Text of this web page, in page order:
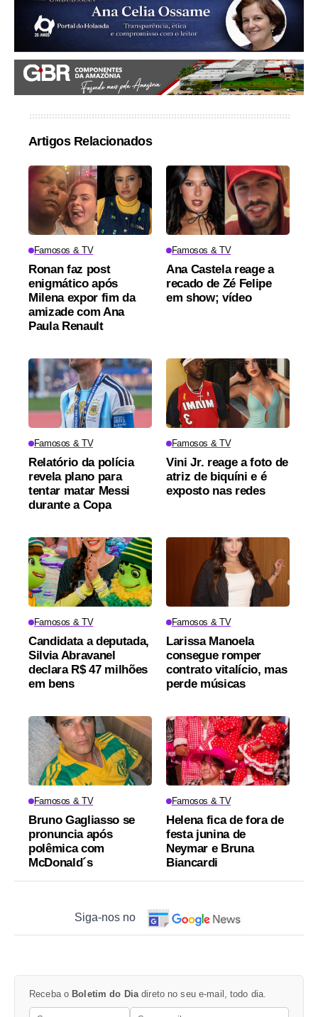
Artigos Relacionados
Famosos & TV
Ronan faz post
enigmático após
Milena expor fim da
amizade com Ana
Paula Renault
Famosos & TV
Ana Castela reage a
recado de Zé Felipe
em show; vídeo
Famosos & TV
Relatório da polícia
revela plano para
tentar matar Messi
durante a Copa
Famosos & TV
Vini Jr. reage a foto de
atriz de biquíni e é
exposto nas redes
Famosos & TV
Candidata a deputada,
Silvia Abravanel
declara R$ 47 milhões
em bens
Famosos & TV
Larissa Manoela
consegue romper
contrato vitalício, mas
perde músicas
Famosos & TV
Bruno Gagliasso se
pronuncia após
polêmica com
McDonald´s
Famosos & TV
Helena fica de fora de
festa junina de
Neymar e Bruna
Biancardi
Siga-nos no
Receba o Boletim do Dia direto no seu e-mail, todo dia.